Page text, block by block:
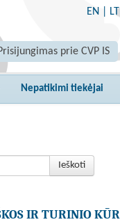
EN LT
prie CVP IS
Nepatikimi tiekėjai
Ieškoti
IR TURINIO